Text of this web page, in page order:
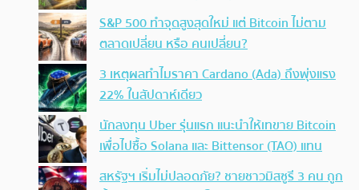
S&P 500 ทำจุดสูงสุดใหม่ แต่ Bitcoin ไม่ตาม
ตลาดเปลี่ยน หรือ คนเปลี่ยน?
3 เหตุผลทำไมราคา Cardano (Ada) ถึงพุ่งแรง
22% ในสัปดาห์เดียว
นักลงทุน Uber รุ่นแรก แนะนำให้เทขาย Bitcoin
เพื่อไปซื้อ Solana และ Bittensor (TAO) แทน
สหรัฐฯ เริ่มไม่ปลอดภัย? ชายชาวมิสซูรี 3 คน ถูก